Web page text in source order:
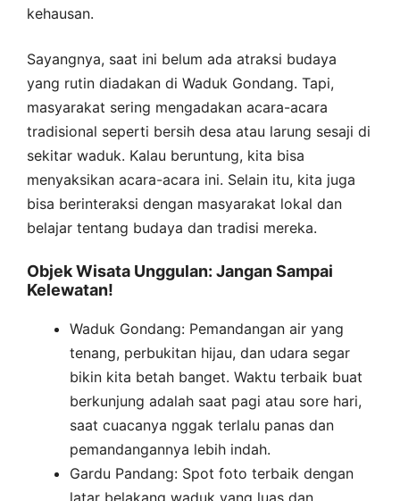
kehausan.
Sayangnya, saat ini belum ada atraksi budaya
yang rutin diadakan di Waduk Gondang. Tapi,
masyarakat sering mengadakan acara-acara
tradisional seperti bersih desa atau larung sesaji di
sekitar waduk. Kalau beruntung, kita bisa
menyaksikan acara-acara ini. Selain itu, kita juga
bisa berinteraksi dengan masyarakat lokal dan
belajar tentang budaya dan tradisi mereka.
Objek Wisata Unggulan: Jangan Sampai
Kelewatan!
Waduk Gondang: Pemandangan air yang
tenang, perbukitan hijau, dan udara segar
bikin kita betah banget. Waktu terbaik buat
berkunjung adalah saat pagi atau sore hari,
saat cuacanya nggak terlalu panas dan
pemandangannya lebih indah.
Gardu Pandang: Spot foto terbaik dengan